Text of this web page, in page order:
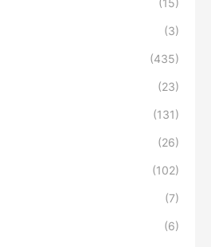
(3)
(435)
(23)
(131)
(26)
(102)
(7)
(6)